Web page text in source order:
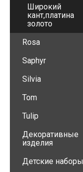
Широкий
кант,платина
золото
Rosa
Saphyr
Silvia
Tom
Tulip
Декоративные
изделия
Детские наборы